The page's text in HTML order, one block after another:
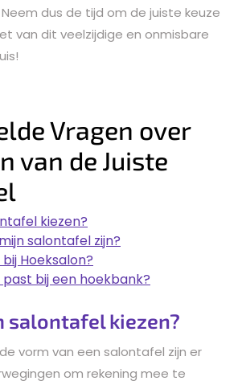
dus de tijd om de juiste keuze
van dit veelzijdige en onmisbare
Vragen over
van de Juiste
kiezen?
salontafel zijn?
Hoeksalon?
bij een hoekbank?
salontafel kiezen?
vorm van een salontafel zijn er
om rekening mee te